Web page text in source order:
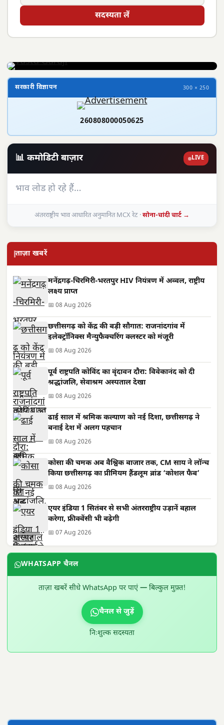
सदस्यता लें
सरकारी विज्ञापन 300 × 250
260808000050625
📊 कमोडिटी बाज़ार LIVE
भाव लोड हो रहे हैं…
अंतरराष्ट्रीय भाव आधारित अनुमानित MCX रेट ·सोना-चांदी चार्ट →
ताज़ा खबरें
मनेंद्रगढ़-चिरमिरी-भरतपुर HIV नियंत्रण में अव्वल, राष्ट्रीय
लक्ष्य प्राप्त
📅 08 Aug 2026
छत्तीसगढ़ को केंद्र की बड़ी सौगात: राजनांदगांव में
इलेक्ट्रॉनिक्स मैन्युफैक्चरिंग क्लस्टर को मंजूरी
📅 08 Aug 2026
पूर्व राष्ट्रपति कोविंद का वृंदावन दौरा: विवेकानंद को दी
श्रद्धांजलि, सेवाश्रम अस्पताल देखा
📅 08 Aug 2026
ढाई साल में श्रमिक कल्याण को नई दिशा, छत्तीसगढ़ ने
बनाई देश में अलग पहचान
📅 08 Aug 2026
कोसा की चमक अब वैश्विक बाजार तक, CM साय ने लॉन्च
किया छत्तीसगढ़ का प्रीमियम हैंडलूम ब्रांड ‘कोशल फैब’
📅 08 Aug 2026
एयर इंडिया 1 सितंबर से सभी अंतरराष्ट्रीय उड़ानें बहाल
करेगा, फ्रीक्वेंसी भी बढ़ेगी
📅 07 Aug 2026
WHATSAPP चैनल
ताज़ा खबरें सीधे WhatsApp पर पाएं — बिल्कुल मुफ़्त!
चैनल से जुड़ें
निःशुल्क सदस्यता